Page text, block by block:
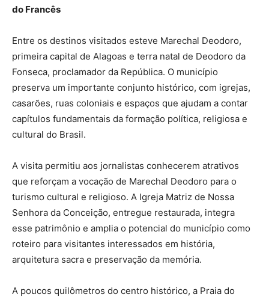
do Francês
Entre os destinos visitados esteve Marechal Deodoro,
primeira capital de Alagoas e terra natal de Deodoro da
Fonseca, proclamador da República. O município
preserva um importante conjunto histórico, com igrejas,
casarões, ruas coloniais e espaços que ajudam a contar
capítulos fundamentais da formação política, religiosa e
cultural do Brasil.
A visita permitiu aos jornalistas conhecerem atrativos
que reforçam a vocação de Marechal Deodoro para o
turismo cultural e religioso. A Igreja Matriz de Nossa
Senhora da Conceição, entregue restaurada, integra
esse patrimônio e amplia o potencial do município como
roteiro para visitantes interessados em história,
arquitetura sacra e preservação da memória.
A poucos quilômetros do centro histórico, a Praia do